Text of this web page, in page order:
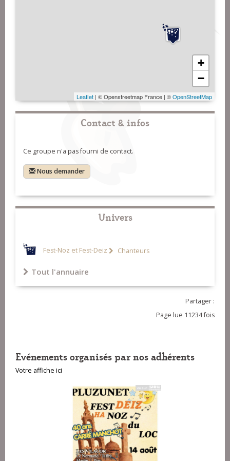
+
−
Leaflet | © Openstreetmap France | ©OpenStreetMap
Contact & infos
Ce groupe n'a pas fourni de contact.
Nous demander
Univers
Fest-Noz et Fest-Deiz Chanteurs
Tout l'annuaire
Partager :
Page lue 11234 fois
Evénements organisés par nos adhérents
Votre affiche ici